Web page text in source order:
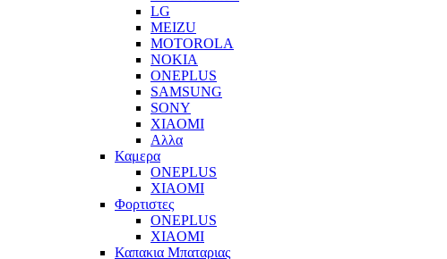
LG
MEIZU
MOTOROLA
NOKIA
ONEPLUS
SAMSUNG
SONY
XIAOMI
Αλλα
Καμερα
ONEPLUS
XIAOMI
Φορτιστες
ONEPLUS
XIAOMI
Καπακια Μπαταριας